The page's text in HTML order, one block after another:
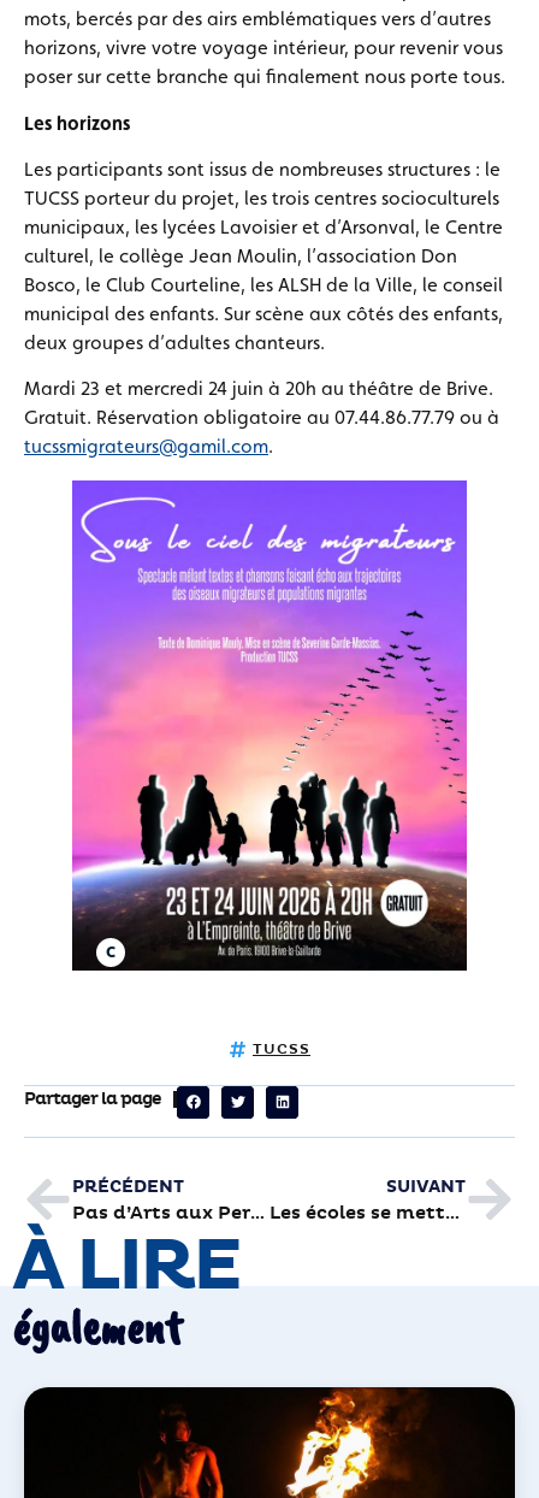
mots, bercés par des airs emblématiques vers d’autres
horizons, vivre votre voyage intérieur, pour revenir vous
poser sur cette branche qui finalement nous porte tous.
Les horizons
Les participants sont issus de nombreuses structures : le
TUCSS porteur du projet, les trois centres socioculturels
municipaux, les lycées Lavoisier et d’Arsonval, le Centre
culturel, le collège Jean Moulin, l’association Don
Bosco, le Club Courteline, les ALSH de la Ville, le conseil
municipal des enfants. Sur scène aux côtés des enfants,
deux groupes d’adultes chanteurs.
Mardi 23 et mercredi 24 juin à 20h au théâtre de Brive.
Gratuit. Réservation obligatoire au 07.44.86.77.79 ou à
tucssmigrateurs@gamil.com.
TUCSS
Partager la page
PRÉCÉDENT
Pas d’Arts aux Perrières ce mercredi
SUIVANT
Les écoles se mettent au frais
À LIRE
également